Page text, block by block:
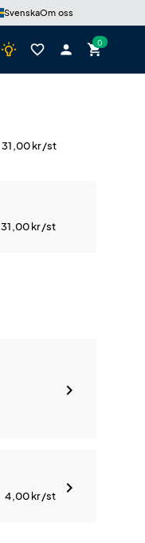
SvenskaOm oss
wb_incandescent favorite_border person shopping_cart
31,00kr/st
31,00kr/st
4,00kr/st